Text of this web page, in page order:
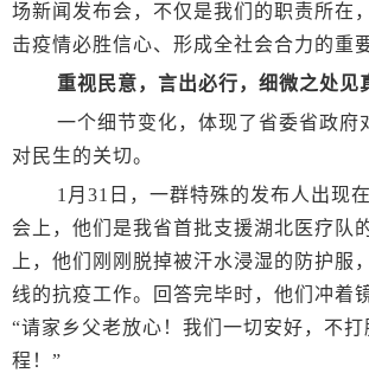
场新闻发布会，不仅是我们的职责所在
击疫情必胜信心、形成全社会合力的重
重视民意，言出必行，细微之处见
一个细节变化，体现了省委省政府
对民生的关切。
1月31日，一群特殊的发布人出现
会上，他们是我省首批支援湖北医疗队
上，他们刚刚脱掉被汗水浸湿的防护服
线的抗疫工作。回答完毕时，他们冲着
“请家乡父老放心！我们一切安好，不打
程！”